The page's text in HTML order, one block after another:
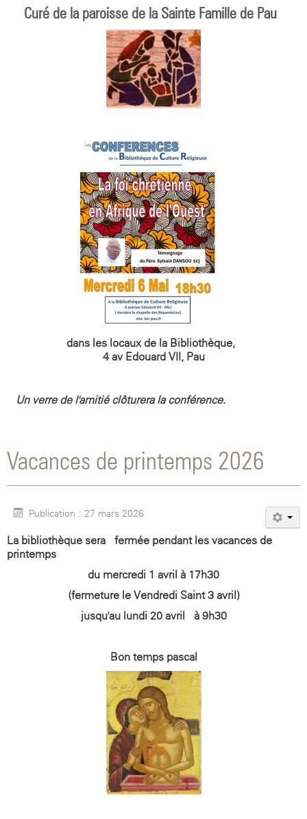
Curé de la paroisse de la Sainte Famille de Pau
dans les locaux de la Bibliothèque,
4 av Edouard VII, Pau
Un verre de l'amitié clôturera la conférence.
Vacances de printemps 2026
Publication : 27 mars 2026
La bibliothèque sera fermée pendant les vacances de
printemps
du mercredi 1 avril à 17h30
(fermeture le Vendredi Saint 3 avril)
jusqu'au lundi 20 avril à 9h30
Bon temps pascal